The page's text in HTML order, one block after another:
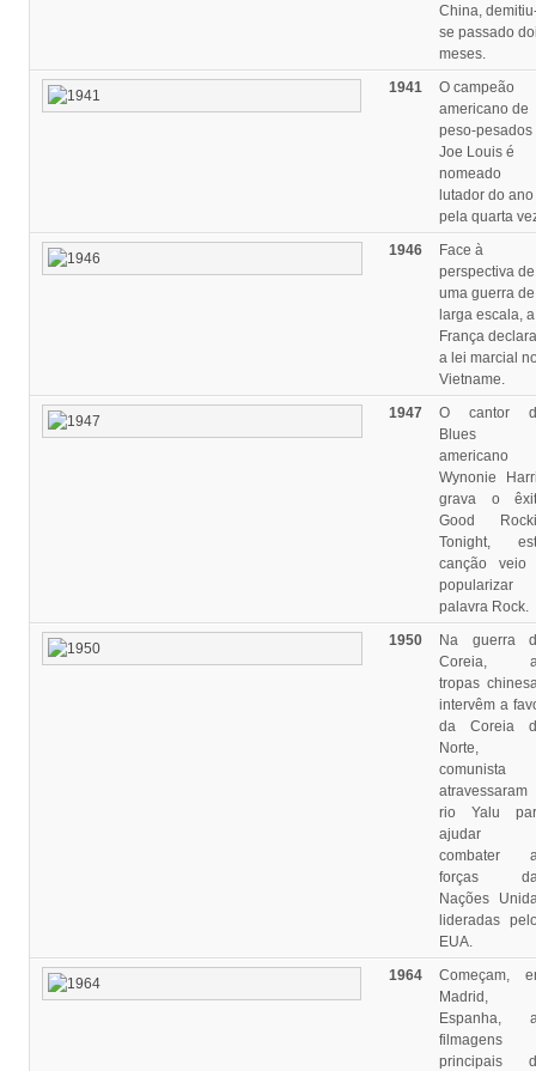
China,
se passado
meses.
1941
O campeão
americano de
peso-pesados
Joe Louis é
nomeado
lutador do ano
pela quarta
1946
Face à
perspectiva de
uma guerra de
larga escala, a
França declara
a lei marcial
Vietname.
1947
O cantor
Blues
americano
Wynonie
grava o
Good
Tonight,
canção veio
popularizar
palavra Rock.
1950
Na guerra
Coreia,
tropas
intervêm a
da Coreia
Norte,
comunista
atravessaram
rio Yalu
ajudar
combater
forças
Nações
lideradas
EUA.
1964
Começam,
Madrid,
Espanha,
filmagens
principais